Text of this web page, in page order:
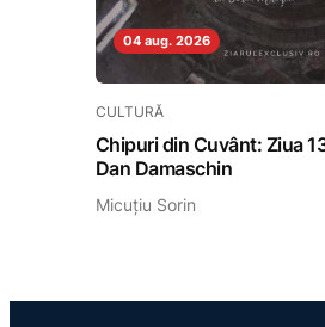
04 aug. 2026
CULTURĂ
Chipuri din Cuvânt: Ziua
Dan Damaschin
Micuțiu Sorin